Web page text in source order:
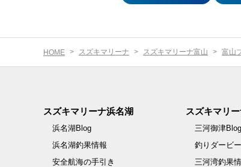
HOME スズキマリーナ スズキマリーナ富山 富山
スズキマリーナ浜名湖
浜名湖Blog
浜名湖釣果情報
安全航海の手引き
スズキマリ
三河御津Blog
釣りダービー
三河湾釣果